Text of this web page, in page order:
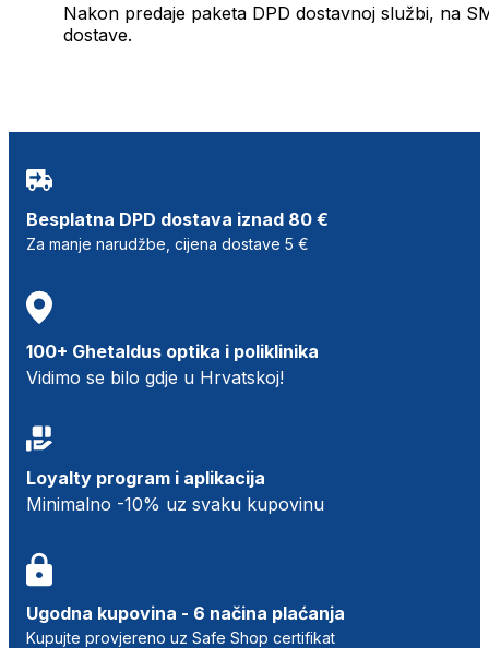
Nakon predaje paketa DPD dostavnoj službi, na
dostave.
Besplatna DPD dostava iznad 80 €
Za manje narudžbe, cijena dostave 5 €
100+ Ghetaldus optika i poliklinika
Vidimo se bilo gdje u Hrvatskoj!
Loyalty program i aplikacija
Minimalno -10% uz svaku kupovinu
Ugodna kupovina - 6 načina plaćanja
Kupujte provjereno uz Safe Shop certifikat